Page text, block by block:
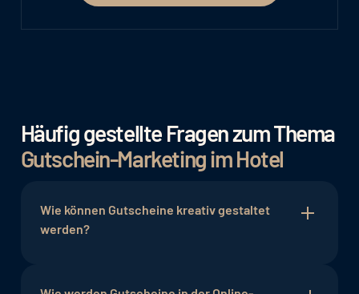
Häufig gestellte Fragen zum Thema
Gutschein-Marketing im Hotel
Wie können Gutscheine kreativ gestaltet
werden?